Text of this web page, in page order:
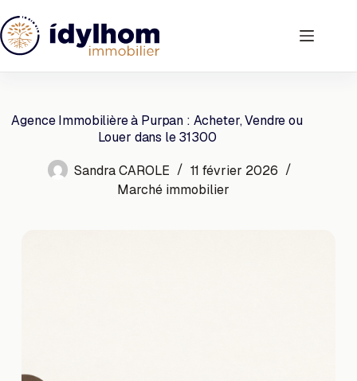
au
contenu
Agence Immobilière à Purpan : Acheter, Vendre ou
Louer dans le 31300
Sandra CAROLE
11 février 2026
Marché immobilier